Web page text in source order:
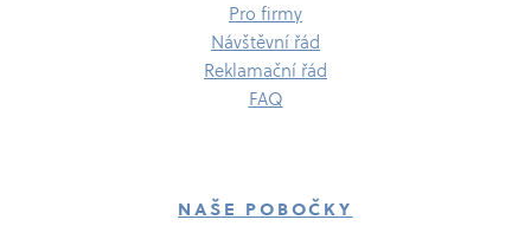
Pro firmy
Návštěvní řád
Reklamační řád
FAQ
NAŠE POBOČKY